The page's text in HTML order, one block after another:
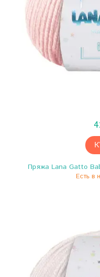
Пряжа Lana Gatto
Есть в